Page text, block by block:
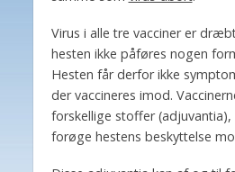
Virus i alle tre vacciner er
hesten ikke påføres nogen
Hesten får derfor ikke
der vaccineres imod.
forskellige stoffer
forøge hestens beskyttelse